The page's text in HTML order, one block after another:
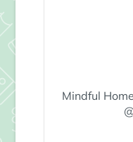
Mindful